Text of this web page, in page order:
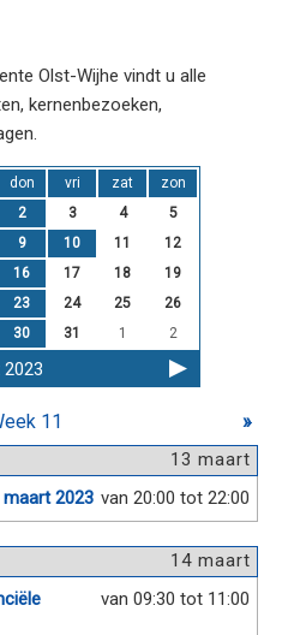
Olst-Wijhe vindt u alle
kernenbezoeken,
don vri zat
zon
2 3 4
5
9 10 11
12
16 17 18
19
23 24 25
26
30 31 1 2
11 »
13 maart
van 20:00 tot 22:00
maart 2023
14 maart
van 09:30 tot 11:00